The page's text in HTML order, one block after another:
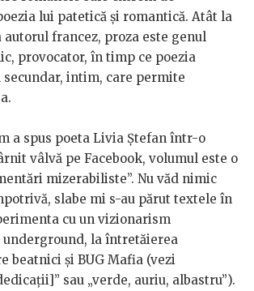
lui patetică și romantică. Atât la
autorul francez, proza este genul
provocator, în timp ce poezia
secundar, intim, care permite
a spus poeta Livia Ștefan într-o
vâlvă pe Facebook, volumul este o
mizerabiliste”. Nu văd nimic
slabe mi s-au părut textele în
cu un vizionarism
la întretăierea
beatnici și BUG Mafia (vezi
sau „verde, auriu, albastru”).